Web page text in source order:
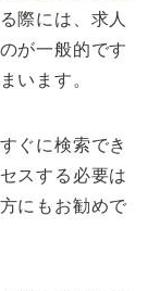
際には、求人
が一般的です
います。
ぐに検索でき
スする必要は
にもお勧めで